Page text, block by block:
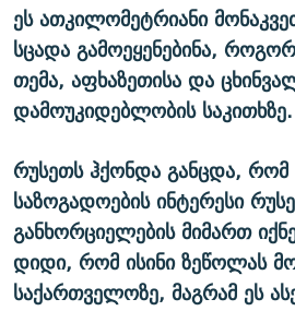
ეს ათკილომეტრიანი
სცადა გამოეყენებინა,
თემა, აფხაზეთისა და
დამოუკიდებლობის საკითხზე.
რუსეთს ჰქონდა განცდა,
საზოგადოების ინტერესი
განხორციელების მიმართ
დიდი, რომ ისინი ზეწოლას
საქართველოზე, მაგრამ ეს